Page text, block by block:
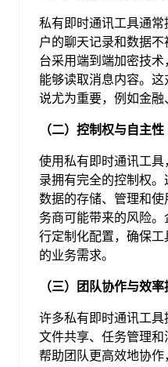
私有即时通讯工具通
户的聊天记录和数据
台采用端到端加密技
能够读取消息内容。
说尤为重要，例如金融
（二）控制权与自主性
使用私有即时通讯工
录拥有完全的控制权
数据的存储、管理和
务商可能带来的风险
行定制化配置，确保
的业务需求。
（三）团队协作与效率
许多私有即时通讯工
文件共享、任务管理
帮助团队更高效地协